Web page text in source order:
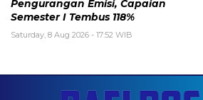
Pengurangan Emisi, Capaian
Semester I Tembus 118%
Saturday, 8 Aug 2026 - 17:52 WIB